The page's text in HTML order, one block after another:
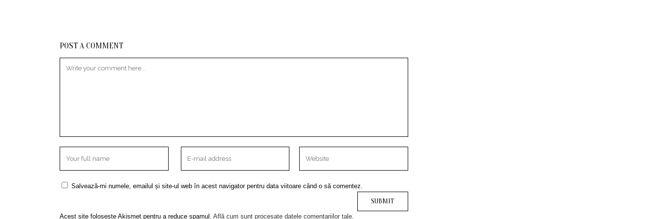
POST A COMMENT
Salvează-mi numele, emailul și site-ul web în acest navigator pentru data viitoare când o să comentez.
Acest site folosește Akismet pentru a reduce spamul. Află cum sunt procesate datele comentariilor tale.